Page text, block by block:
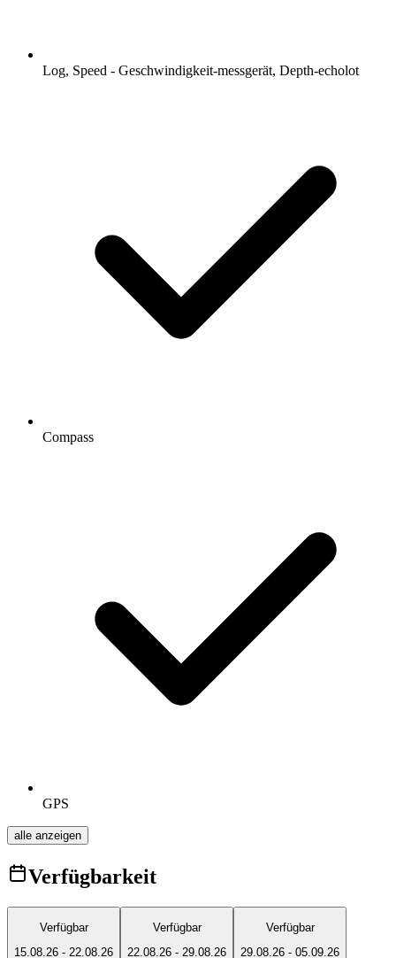
Log, Speed - Geschwindigkeit-messgerät, Depth-echolot
Compass
GPS
alle anzeigen
Verfügbarkeit
Verfügbar
15.08.26 - 22.08.26
Verfügbar
22.08.26 - 29.08.26
Verfügbar
29.08.26 - 05.09.26